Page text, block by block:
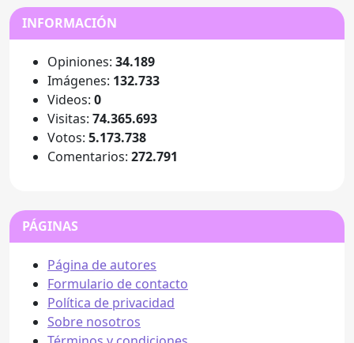
INFORMACIÓN
Opiniones: 34.189
Imágenes: 132.733
Videos: 0
Visitas: 74.365.693
Votos: 5.173.738
Comentarios: 272.791
PÁGINAS
Página de autores
Formulario de contacto
Política de privacidad
Sobre nosotros